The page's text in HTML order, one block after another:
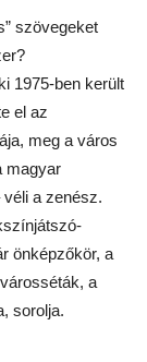
szövegeket
1975-ben került
el az
meg a város
magyar
a zenész.
önképzőkör, a
a
sorolja.